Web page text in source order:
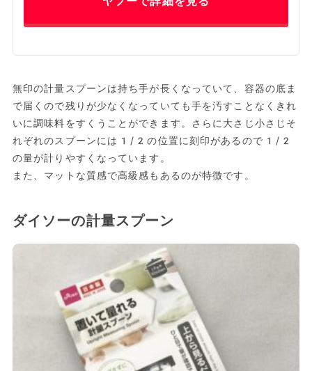
無印の計量スプーンは持ち手が長くなっていて、容器の底ま
で届くので残りが少なくなっていても手を汚すことなくきれ
いに調味料をすくうことができます。さらに大さじ小さじそ
れぞれのスプーンには1/2の位置に刻印があるので1/2
の量が計りやすくなっています。
また、マットな質感で高級感もあるのが特徴です。
ダイソーの計量スプーン